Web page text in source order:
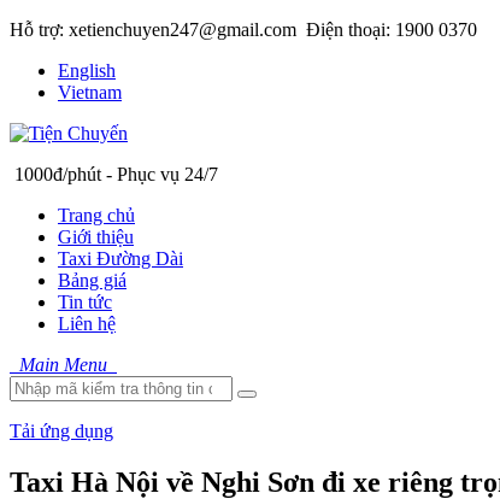
Hỗ trợ: xetienchuyen247@gmail.com Điện thoại: 1900 0370
English
Vietnam
1000đ/phút - Phục vụ 24/7
Trang chủ
Giới thiệu
Taxi Đường Dài
Bảng giá
Tin tức
Liên hệ
Main Menu
Tải ứng dụng
Taxi Hà Nội về Nghi Sơn đi xe riêng